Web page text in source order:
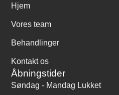
Hjem
Vores team
Behandlinger
Kontakt os
Åbningstider
Søndag - Mandag Lukket